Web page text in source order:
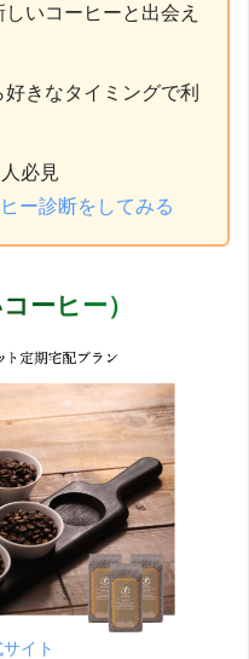
いコーヒーと出会え
きなタイミングで利
必見
ー診断をしてみる
ーヒー）
イト